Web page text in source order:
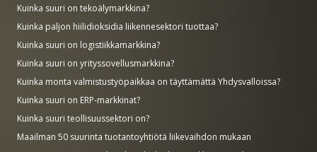
Kuinka suuri on tekoälymarkkina?
Kuinka paljon hiilidioksidia liikennesektori tuottaa?
Kuinka suuri on logistiikkamarkkina?
Kuinka suuri on yrityssovellusmarkkina?
Kuinka monta valmistustyöpaikkaa on täyttämättä Yhdysvalloissa?
Kuinka suuri on ERP-markkinat?
Kuinka suuri teollisuussektori on?
Maailman 50 suurinta tuotantoyhtiötä liikevaihdon mukaan